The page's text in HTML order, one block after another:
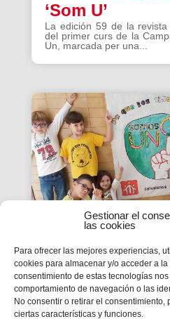
Gestionar el
las cookies
Para ofrecer las mejores experiencias,
cookies para almacenar y/o acceder a
consentimiento de estas tecnologías
comportamiento de navegación o las
No consentir o retirar el
ciertas características y funciones.
‘Som U’
La edición 59 de la
del primer curs de la
Un, marcada per una...
La Revista
balance del